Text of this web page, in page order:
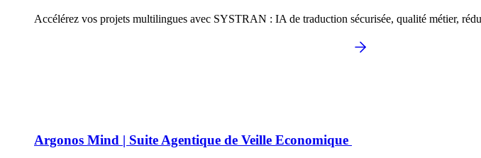
Accélérez vos projets multilingues avec SYSTRAN : IA de traduction sécurisée, qualité métier,
Argonos Mind | Suite Agentique de Veille Economique